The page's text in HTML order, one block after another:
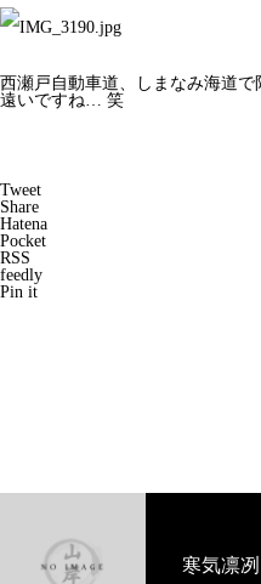
西瀬戸自動車道、しまなみ海道で
遠いですね… 笑
Tweet
Share
Hatena
Pocket
RSS
feedly
Pin it
寒気凛冽